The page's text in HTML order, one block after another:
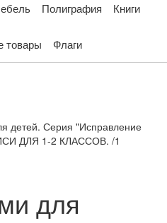
Полиграфия Книги
товары Флаги
детей. Серия "Исправление
ДЛЯ 1-2 КЛАССОВ. /1
для